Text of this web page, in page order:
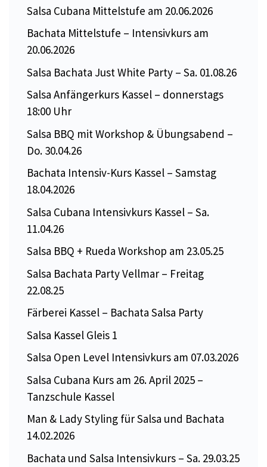
Salsa Cubana Mittelstufe am 20.06.2026
Bachata Mittelstufe – Intensivkurs am
20.06.2026
Salsa Bachata Just White Party – Sa. 01.08.26
Salsa Anfängerkurs Kassel – donnerstags
18:00 Uhr
Salsa BBQ mit Workshop & Übungsabend –
Do. 30.04.26
Bachata Intensiv-Kurs Kassel – Samstag
18.04.2026
Salsa Cubana Intensivkurs Kassel – Sa.
11.04.26
Salsa BBQ + Rueda Workshop am 23.05.25
Salsa Bachata Party Vellmar – Freitag
22.08.25
Färberei Kassel – Bachata Salsa Party
Salsa Kassel Gleis 1
Salsa Open Level Intensivkurs am 07.03.2026
Salsa Cubana Kurs am 26. April 2025 –
Tanzschule Kassel
Man & Lady Styling für Salsa und Bachata
14.02.2026
Bachata und Salsa Intensivkurs – Sa. 29.03.25